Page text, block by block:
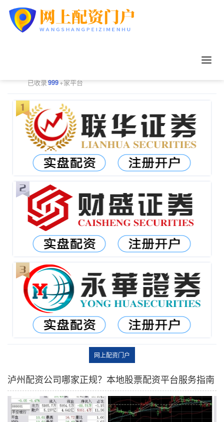
已收录999+家平台
网上配资门户
泸州配资公司哪家正规？本地股票配资平台服务指南